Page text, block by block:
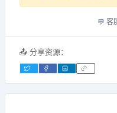
💬 客
📤 分享资源：